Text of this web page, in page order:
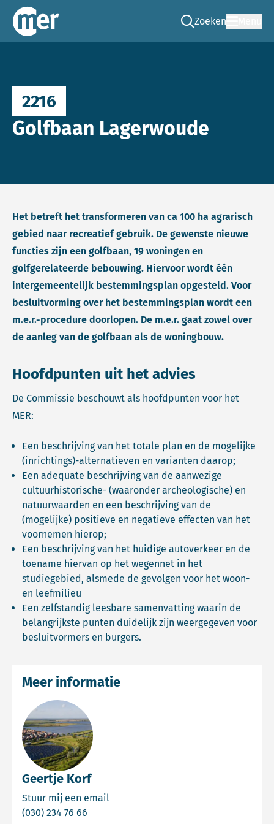
Commissie mer
Zoeken
Ga naar de zoek
2216
Golfbaan Lagerwoude
Het betreft het transformeren van ca 100 ha agrarisch
gebied naar recreatief gebruik. De gewenste nieuwe
functies zijn een golfbaan, 19 woningen en
golfgerelateerde bebouwing. Hiervoor wordt één
intergemeentelijk bestemmingsplan opgesteld. Voor
besluitvorming over het bestemmingsplan wordt een
m.e.r.-procedure doorlopen. De m.e.r. gaat zowel over
de aanleg van de golfbaan als de woningbouw.
Hoofdpunten uit het advies
De Commissie beschouwt als hoofdpunten voor het
MER:
Een beschrijving van het totale plan en de mogelijke
(inrichtings)-alternatieven en varianten daarop;
Een adequate beschrijving van de aanwezige
cultuurhistorische- (waaronder archeologische) en
natuurwaarden en een beschrijving van de
(mogelijke) positieve en negatieve effecten van het
voornemen hierop;
Een beschrijving van het huidige autoverkeer en de
toename hiervan op het wegennet in het
studiegebied, alsmede de gevolgen voor het woon-
en leefmilieu
Een zelfstandig leesbare samenvatting waarin de
belangrijkste punten duidelijk zijn weergegeven voor
besluitvormers en burgers.
Geertje Korf
Stuur mij een email
(030) 234 76 66
Meer informatie